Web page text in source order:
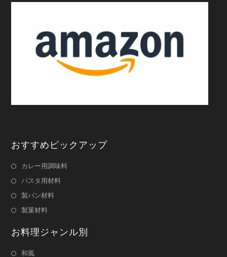
おすすめピックアップ
カレー用調味料
パスタ用材料
製パン材料
製菓材料
お料理ジャンル別
和風